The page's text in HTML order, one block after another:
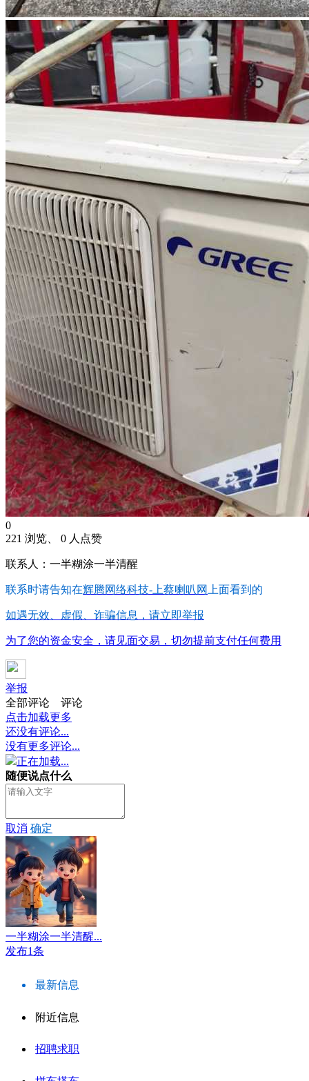
0
221 浏览、 0 人点赞
联系人：一半糊涂一半清醒
联系时请告知在辉腾网络科技-上蔡喇叭网 上面看到的
如遇无效、虚假、诈骗信息，请立即举报
为了您的资金安全，请见面交易，切勿提前支付任何费用
举报
全部评论
评论
点击加载更多
还没有评论...
没有更多评论...
正在加载...
随便说点什么
取消 确定
一半糊涂一半清醒...
发布1条
最新信息
附近信息
招聘求职